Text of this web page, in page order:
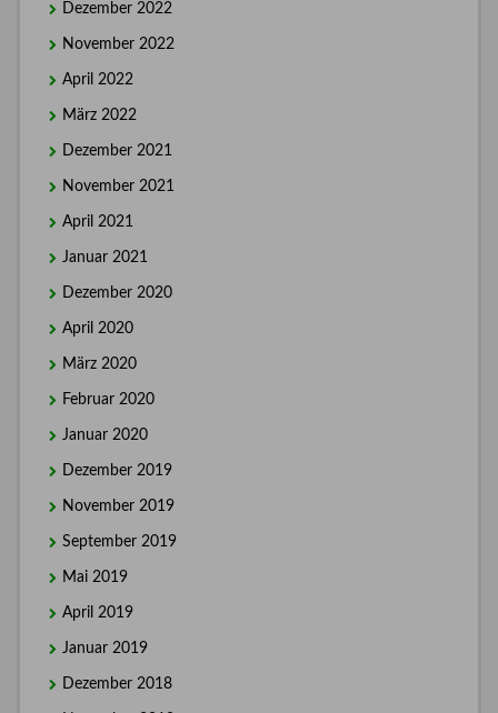
Dezember 2022
November 2022
April 2022
März 2022
Dezember 2021
November 2021
April 2021
Januar 2021
Dezember 2020
April 2020
März 2020
Februar 2020
Januar 2020
Dezember 2019
November 2019
September 2019
Mai 2019
April 2019
Januar 2019
Dezember 2018